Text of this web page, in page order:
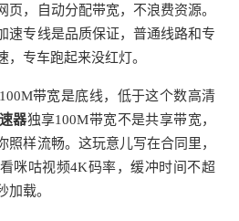
页，自动分配带宽，不浪费资源。
速专线是品质保证，普通线路和专
，专车跑起来没红灯。
带宽是底线，低于这个数高清
器独享100M带宽不是共享带宽，
照样流畅。这玩意儿写在合同里，
咪咕视频4K码率，缓冲时间不超
加载。